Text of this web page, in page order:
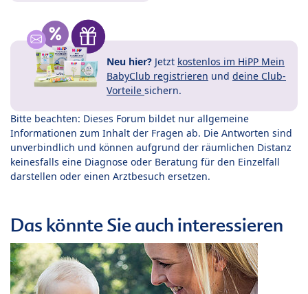
Neu hier? Jetzt kostenlos im HiPP Mein
BabyClub registrieren und deine Club-
Vorteile sichern.
Bitte beachten: Dieses Forum bildet nur allgemeine
Informationen zum Inhalt der Fragen ab. Die Antworten sind
unverbindlich und können aufgrund der räumlichen Distanz
keinesfalls eine Diagnose oder Beratung für den Einzelfall
darstellen oder einen Arztbesuch ersetzen.
Das könnte Sie auch interessieren